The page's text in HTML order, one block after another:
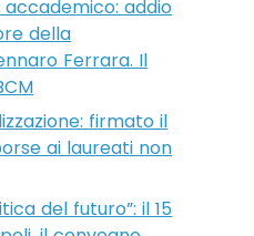
addio
della
Ferrara. Il
firmato il
ai laureati non
del futuro”: il 15